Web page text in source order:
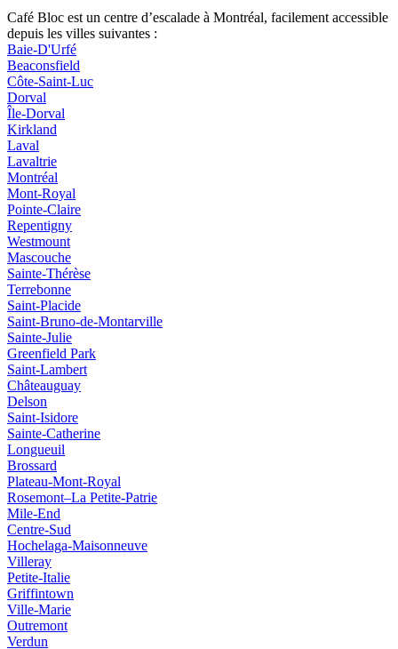
Café Bloc est un centre d’escalade à Montréal, facilement accessible
depuis les villes suivantes :
Baie-D'Urfé
Beaconsfield
Côte-Saint-Luc
Dorval
Île-Dorval
Kirkland
Laval
Lavaltrie
Montréal
Mont-Royal
Pointe-Claire
Repentigny
Westmount
Mascouche
Sainte-Thérèse
Terrebonne
Saint‑Placide
Saint-Bruno-de-Montarville
Sainte-Julie
Greenfield Park
Saint‑Lambert
Châteauguay
Delson
Saint‑Isidore
Sainte‑Catherine
Longueuil
Brossard
Plateau-Mont-Royal
Rosemont–La Petite-Patrie
Mile-End
Centre-Sud
Hochelaga-Maisonneuve
Villeray
Petite-Italie
Griffintown
Ville-Marie
Outremont
Verdun